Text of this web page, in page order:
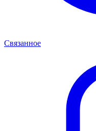
Связанное